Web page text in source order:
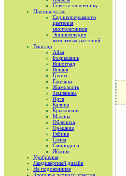
Советы тепличнику
Цветоводство
Сад непрерывного
цветения
многолетников
Энциклопедия
комнатных растений
Ваш сад
Айва
Боярышник
Виноград
Вишня
Груша
Ежевика
Жимолость
Земляника
Ирга
Калина
Крыжовник
Малина
Облепиха
Орешник
Рябина
Слива
Смородина
Яблоня
Удобрения
Ландшафтный дизайн
На подоконнике
Здоровье дачного участка